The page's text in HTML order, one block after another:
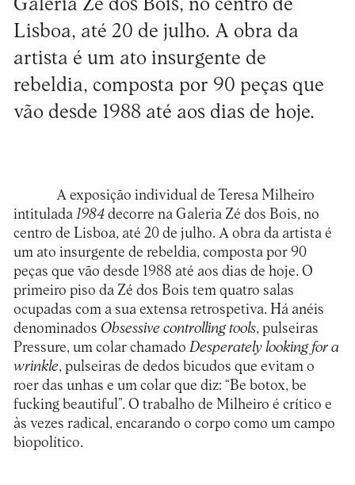
Galeria Zé dos Bois, no centro de
Lisboa, até 20 de julho. A obra da
artista é um ato insurgente de
rebeldia, composta por 90 peças que
vão desde 1988 até aos dias de hoje.
A exposição individual de Teresa Milheiro
intitulada 1984decorre na Galeria Zé dos Bois, no
centro de Lisboa, até 20 de julho. A obra da artista é
um ato insurgente de rebeldia, composta por 90
peças que vão desde 1988 até aos dias de hoje. O
primeiro piso da Zé dos Bois tem quatro salas
ocupadas com a sua extensa retrospetiva. Há anéis
denominados Obsessive controlling tools, pulseiras
Pressure, um colar chamadoDesperately looking for a
wrinkle, pulseiras de dedos bicudos que evitam o
roer das unhas e um colar que diz: “Be botox, be
fucking beautiful”. O trabalho de Milheiro é crítico e
às vezes radical, encarando o corpo como um campo
biopolítico.